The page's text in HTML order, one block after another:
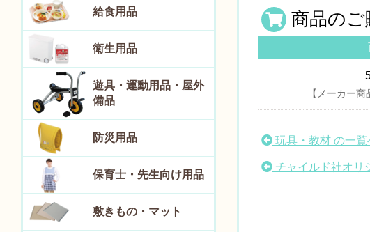
商品のご
【メーカー
玩具・教材 の一覧
チャイルド社オリ
給食用品
衛生用品
遊具・運動用品・屋外
備品
防災用品
保育士・先生向け用品
敷きもの・マット